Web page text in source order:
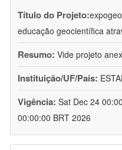
Título do Projeto:
educação geocientífica
Resumo: Vide projeto
Instituição/UF/País:
Vigência: Sat Dec 24
00:00:00 BRT 2026